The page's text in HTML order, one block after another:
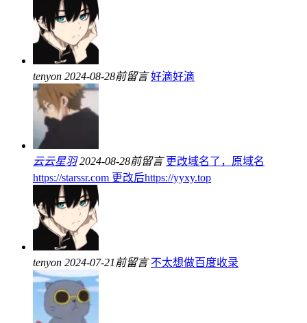
tenyon 2024-08-28前留言 好滴好滴
云云星羽 2024-08-28前留言 更改域名了，原域名
https://starssr.com 更改后https://yyxy.top
tenyon 2024-07-21前留言 不太想做百度收录